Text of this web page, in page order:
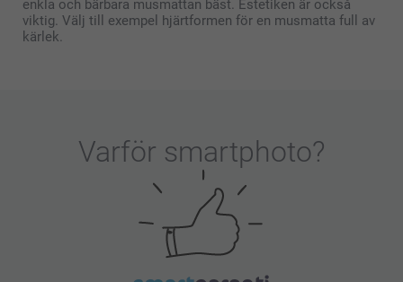
enkla och bärbara musmattan bäst. Estetiken är också
viktig. Välj till exempel hjärtformen för en musmatta full av
kärlek.
Varför smartphoto?